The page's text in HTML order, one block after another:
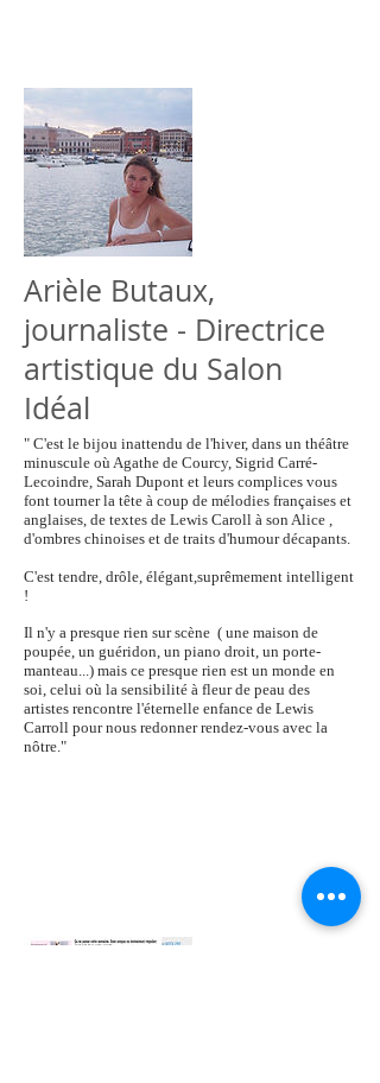
Arièle Butaux,
journaliste - Directrice
artistique du Salon
Idéal
" C'est le bijou inattendu de l'hiver, dans un théâtre
minuscule où Agathe de Courcy, Sigrid Carré-
Lecoindre, Sarah Dupont et leurs complices vous
font tourner la tête à coup de mélodies françaises et
anglaises, de textes de Lewis Caroll à son Alice ,
d'ombres chinoises et de traits d'humour décapants.
C'est tendre, drôle, élégant,suprêmement intelligent
!
Il n'y a presque rien sur scène ( une maison de
poupée, un guéridon, un piano droit, un porte-
manteau...) mais ce presque rien est un monde en
soi, celui où la sensibilité à fleur de peau des
artistes rencontre l'éternelle enfance de Lewis
Carroll pour nous redonner rendez-vous avec la
nôtre."